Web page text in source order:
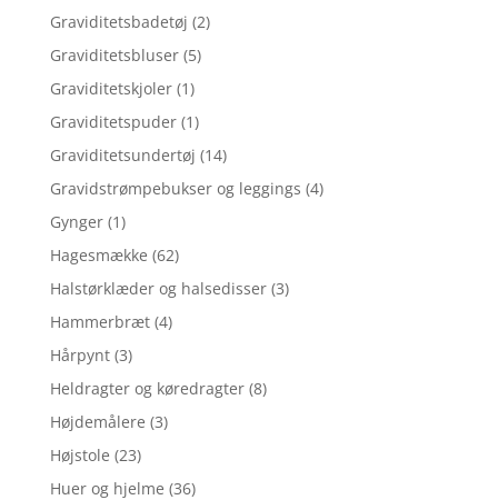
Graviditetsbadetøj (2)
Graviditetsbluser (5)
Graviditetskjoler (1)
Graviditetspuder (1)
Graviditetsundertøj (14)
Gravidstrømpebukser og leggings (4)
Gynger (1)
Hagesmække (62)
Halstørklæder og halsedisser (3)
Hammerbræt (4)
Hårpynt (3)
Heldragter og køredragter (8)
Højdemålere (3)
Højstole (23)
Huer og hjelme (36)